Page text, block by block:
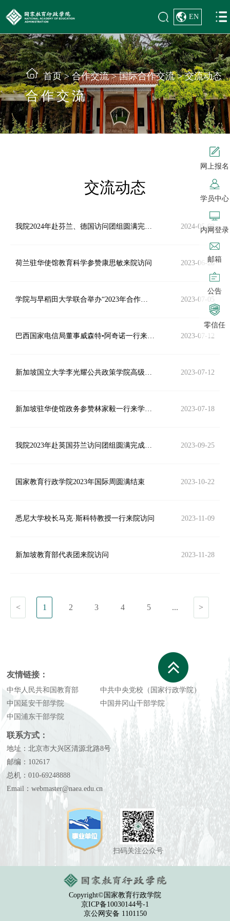
网上报名
学员中心
内网登录
邮箱
公告
零信任
EN
首页>合作交流>国际合作交流>交流动态
合作交流
交流动态
我院2024年赴芬兰、德国访问团组圆满完成出访任务 2024-05-08
荷兰驻华使馆教育科学参赞康思敏来院访问 2023-06-28
学院与早稻田大学联合举办“2023年合作研究线上专题研讨会” 2023-07-05
巴西国家电信局董事威森特•阿奇诺一行来学院访问 2023-07-12
新加坡国立大学李光耀公共政策学院高级管理培训项目主任顾清扬教授来院访问 2023-07-12
新加坡驻华使馆政务参赞林家毅一行来学院访问 2023-07-18
我院2023年赴英国芬兰访问团组圆满完成出访任务 2023-09-25
国家教育行政学院2023年国际周圆满结束 2023-10-22
悉尼大学校长马克·斯科特教授一行来院访问 2023-11-09
新加坡教育部代表团来院访问 2023-11-28
< 1 2 3 4 5 ... >
友情链接：
中华人民共和国教育部
中共中央党校（国家行政学院）
中国延安干部学院
中国井冈山干部学院
中国浦东干部学院
联系方式：
地址：北京市大兴区清源北路8号
邮编：102617
总机：010-69248888
Email：webmaster@naea.edu.cn
扫码关注公众号
Copyright©国家教育行政学院
京ICP备10030144号-1
京公网安备 1101150